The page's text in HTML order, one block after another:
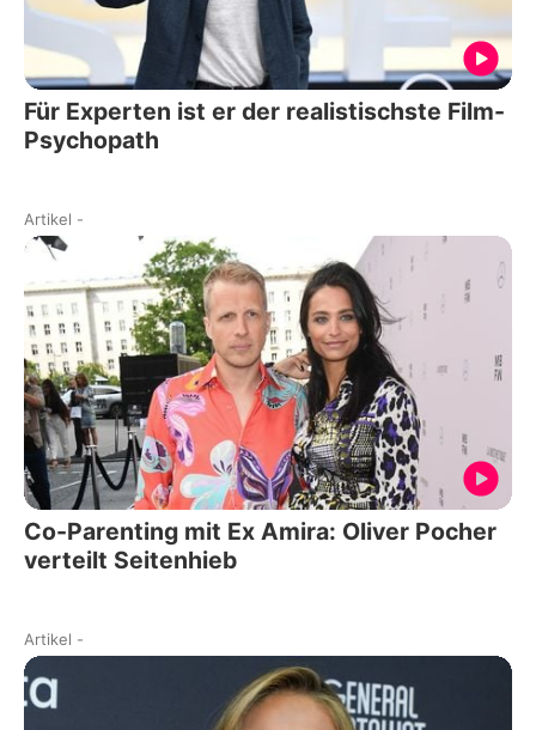
Für Experten ist er der realistischste Film-
Psychopath
Artikel -
Co-Parenting mit Ex Amira: Oliver Pocher
verteilt Seitenhieb
Artikel -